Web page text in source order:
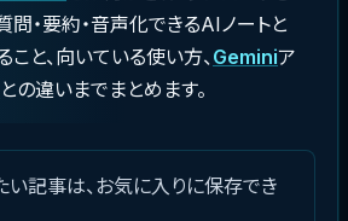
・要約・音声化できるAIノートと
こと、向いている使い方、Geminiア
との違いまでまとめます。
い記事は、お気に入りに保存でき